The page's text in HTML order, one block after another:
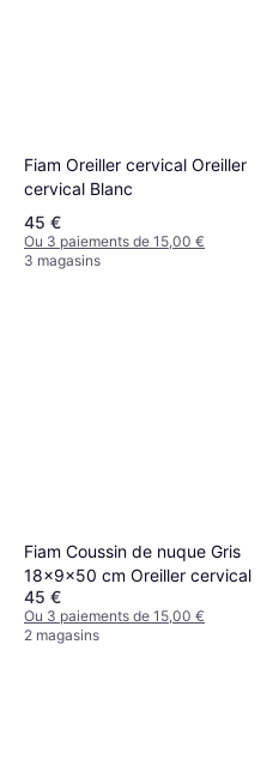
Fiam Oreiller cervical Oreiller
cervical Blanc
45 €
Ou 3 paiements de 15,00 €
3 magasins
Fiam Coussin de nuque Gris
18x9x50 cm Oreiller cervical
45 €
Ou 3 paiements de 15,00 €
2 magasins